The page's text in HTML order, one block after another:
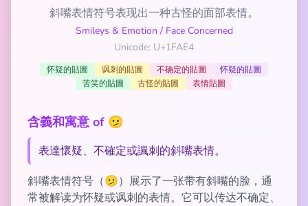
斜嘴表情符号表现出一种古怪的面部表情。
Smileys & Emotion / Face Concerned
Unicode: U+1FAE4
怀疑的貼圖 讽刺的貼圖 不确定的貼圖
怀疑的貼圖
苦笑的貼圖
古怪的貼圖 表情貼圖
含義和寓意 of 🫤
表達懷疑、不確定或諷刺的斜嘴表情。
斜嘴表情符号（🫤）展示了一张带有斜嘴的脸，通
常被解读为怀疑或讽刺的表情。它可以传达不确定、